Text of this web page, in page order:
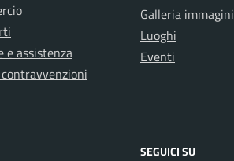
e assistenza
Galleria immagini
Luoghi
Eventi
SEGUICI SU